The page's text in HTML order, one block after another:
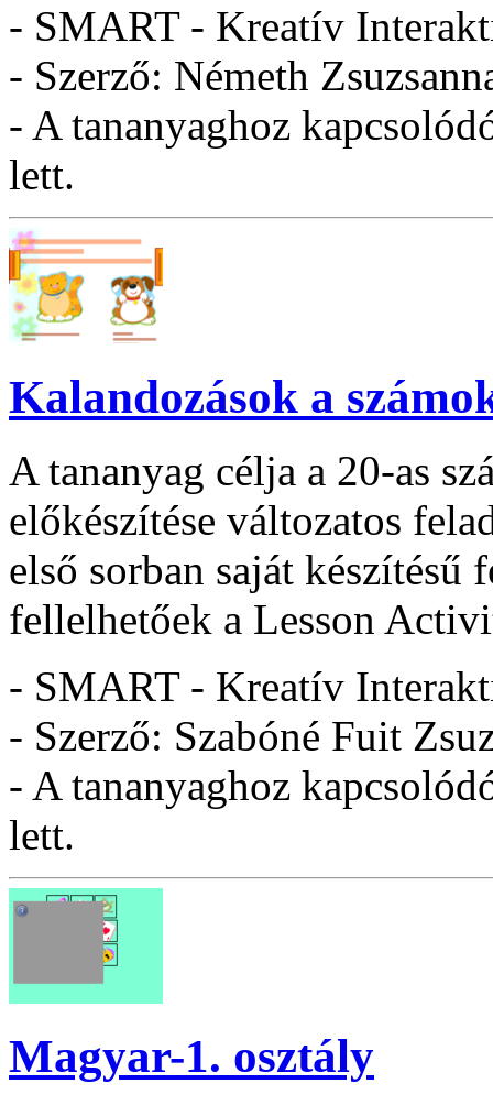
- SMART - Kreatív
- Szerző: Németh
- A tananyaghoz
lett.
Kalandozások a
A tananyag célja a 20-as
előkészítése változatos
első sorban saját készítésű
fellelhetőek a Lesson
- SMART - Kreatív
- Szerző: Szabóné Fuit
- A tananyaghoz
lett.
Magyar-1. osztály